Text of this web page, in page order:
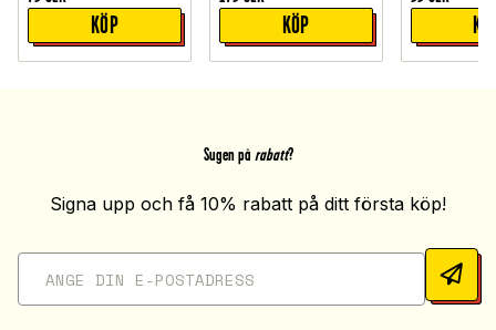
KÖP KÖP
Sugen på rabatt?
Signa upp och få 10% rabatt på ditt första köp!